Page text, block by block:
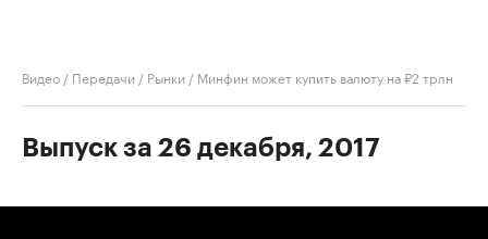
Видео / Передачи / Рынки / Минфин может купить валюту на ₽2 трлн
Выпуск за 26 декабря, 2017